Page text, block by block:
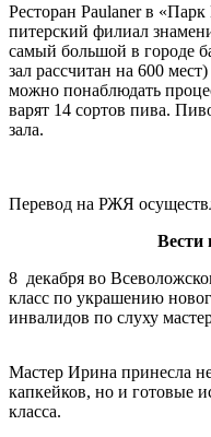
Ресторан Paulaner в
питерский филиал
самый большой в городе
зал рассчитан на 600
можно понаблюдать
варят 14 сортов пива.
зала.
Перевод на РЖЯ
Вести
8 декабря во
класс по украшению
инвалидов по слуху
Мастер Ирина принесла
капкейков, но и готовые
класса.